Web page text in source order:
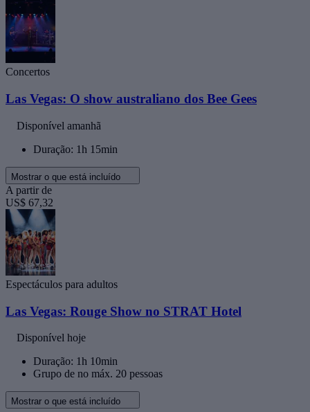
Concertos
Las Vegas: O show australiano dos Bee Gees
Disponível amanhã
Duração: 1h 15min
Mostrar o que está incluído
A partir de
US$ 67,32
Espectáculos para adultos
Las Vegas: Rouge Show no STRAT Hotel
Disponível hoje
Duração: 1h 10min
Grupo de no máx. 20 pessoas
Mostrar o que está incluído